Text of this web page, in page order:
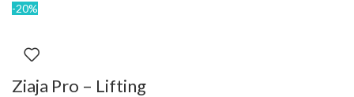
-20%
Ziaja Pro – Lifting